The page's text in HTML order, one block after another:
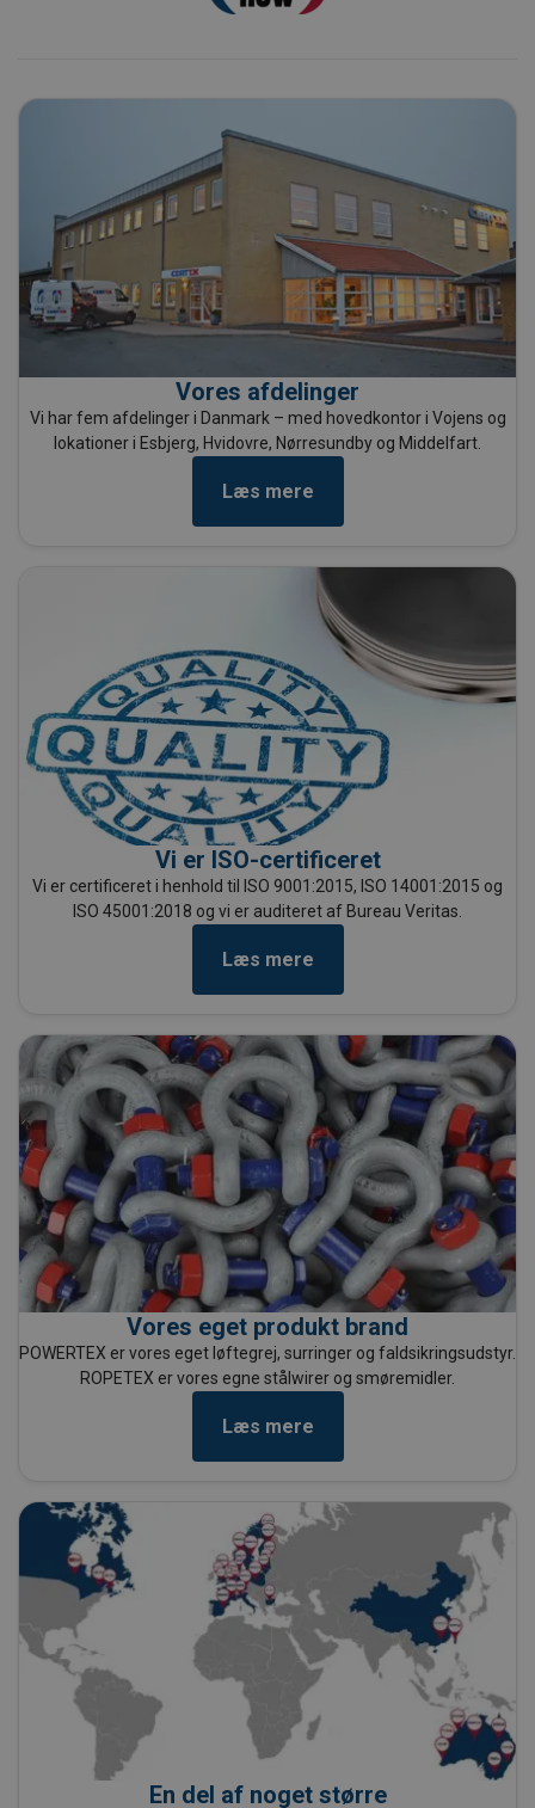
Vores afdelinger
Vi har fem afdelinger i Danmark – med hovedkontor i Vojens og
lokationer i Esbjerg, Hvidovre, Nørresundby og Middelfart.
Læs mere
Vi er ISO-certificeret
Vi er certificeret i henhold til ISO 9001:2015, ISO 14001:2015 og
ISO 45001:2018 og vi er auditeret af Bureau Veritas.
Læs mere
Vores eget produkt brand
POWERTEX er vores eget løftegrej, surringer og faldsikringsudstyr.
ROPETEX er vores egne stålwirer og smøremidler.
Læs mere
En del af noget større